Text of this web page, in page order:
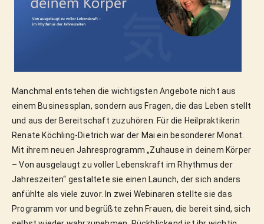
Manchmal entstehen die wichtigsten Angebote nicht aus
einem Businessplan, sondern aus Fragen, die das Leben stellt
und aus der Bereitschaft zuzuhören. Für die Heilpraktikerin
Renate Köchling-Dietrich war der Mai ein besonderer Monat.
Mit ihrem neuen Jahresprogramm „Zuhause in deinem Körper
– Von ausgelaugt zu voller Lebenskraft im Rhythmus der
Jahreszeiten“ gestaltete sie einen Launch, der sich anders
anfühlte als viele zuvor. In zwei Webinaren stellte sie das
Programm vor und begrüßte zehn Frauen, die bereit sind, sich